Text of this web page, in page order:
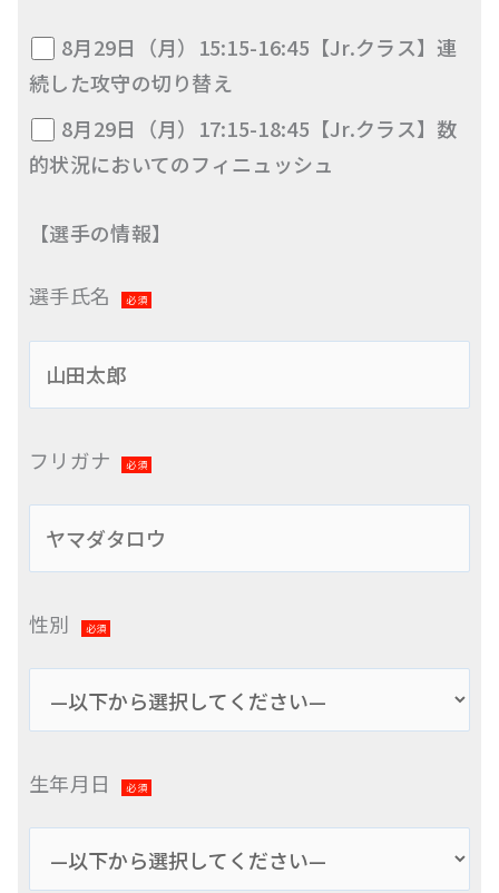
8月29日（月）15:15-16:45【Jr.クラス】連
続した攻守の切り替え
8月29日（月）17:15-18:45【Jr.クラス】数
的状況においてのフィニュッシュ
【選手の情報】
選手氏名 必須
フリガナ 必須
性別 必須
生年月日 必須